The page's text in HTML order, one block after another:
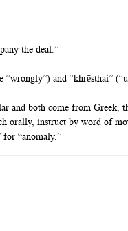
the deal.”
“wrongly”) and “khrēsthai”
and both come from Greek,
orally, instruct by word of
“anomaly.”